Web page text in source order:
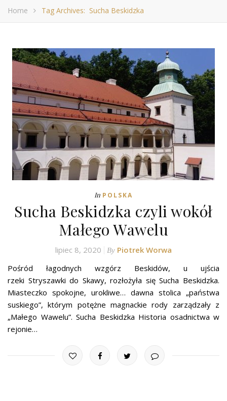
Home Tag Archives: Sucha Beskidzka
In POLSKA
Sucha Beskidzka czyli wokół
Małego Wawelu
lipiec 8, 2020 By Piotrek Worwa
Pośród łagodnych wzgórz Beskidów, u ujścia
rzeki Stryszawki do Skawy, rozłożyła się Sucha Beskidzka.
Miasteczko spokojne, urokliwe… dawna stolica „państwa
suskiego”, którym potężne magnackie rody zarządzały z
„Małego Wawelu”. Sucha Beskidzka Historia osadnictwa w
rejonie…